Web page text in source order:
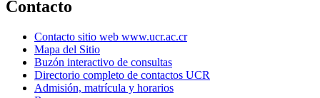
Contacto
Contacto sitio web www.ucr.ac.cr
Mapa del Sitio
Buzón interactivo de consultas
Directorio completo de contactos UCR
Admisión, matrícula y horarios